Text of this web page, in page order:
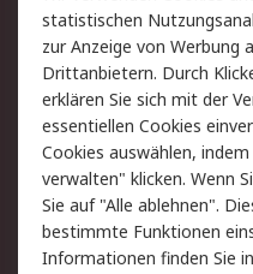
Hilfe
Rechtliches
AGB
Cookie-Richtlinie
Copyright/Impressum
statistischen
zur Anzeige von Werbung
Drittanbietern. Durch
erklären Sie sich mit der
essentiellen Cookies
Cookies auswählen,
verwalten" klicken. Wenn
Sie auf "Alle ablehnen".
bestimmte Funktionen
Informationen finden Sie